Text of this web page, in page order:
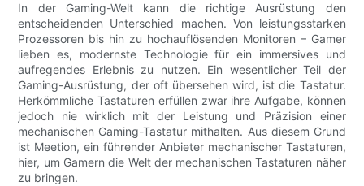
In der Gaming-Welt kann die richtige Ausrüstung den
entscheidenden Unterschied machen. Von leistungsstarken
Prozessoren bis hin zu hochauflösenden Monitoren – Gamer
lieben es, modernste Technologie für ein immersives und
aufregendes Erlebnis zu nutzen. Ein wesentlicher Teil der
Gaming-Ausrüstung, der oft übersehen wird, ist die Tastatur.
Herkömmliche Tastaturen erfüllen zwar ihre Aufgabe, können
jedoch nie wirklich mit der Leistung und Präzision einer
mechanischen Gaming-Tastatur mithalten. Aus diesem Grund
ist Meetion, ein führender Anbieter mechanischer Tastaturen,
hier, um Gamern die Welt der mechanischen Tastaturen näher
zu bringen.